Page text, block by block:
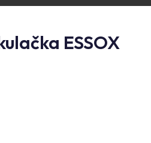
ESSOX